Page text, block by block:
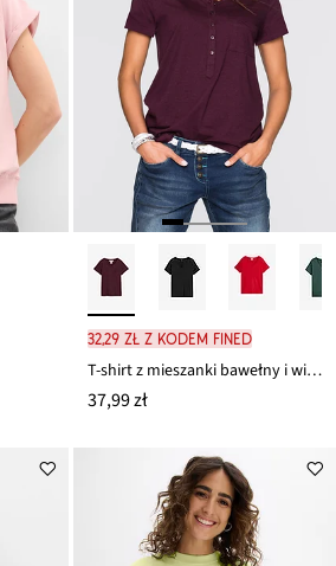
32,29 zł z kodem FINED
T-shirt z mieszanki bawełny i wiskozy
37,99 zł